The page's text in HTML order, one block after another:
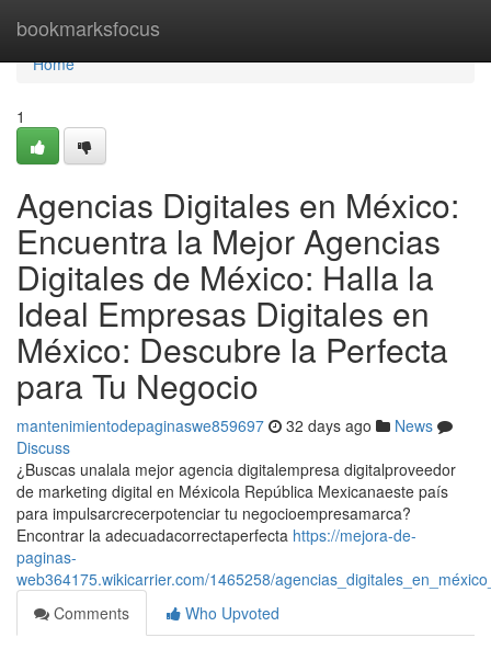
bookmarksfocus
Home
Home
1
Agencias Digitales en México:
Encuentra la Mejor Agencias
Digitales de México: Halla la
Ideal Empresas Digitales en
México: Descubre la Perfecta
para Tu Negocio
mantenimientodepaginaswe859697 32 days ago
News
Discuss
¿Buscas unalala mejor agencia digitalempresa digitalproveedor
de marketing digital en Méxicola República Mexicanaeste país
para impulsarcrecerpotenciar tu negocioempresamarca?
Encontrar la adecuadacorrectaperfecta https://mejora-de-
paginas-
web364175.wikicarrier.com/1465258/
Comments
Who Upvoted